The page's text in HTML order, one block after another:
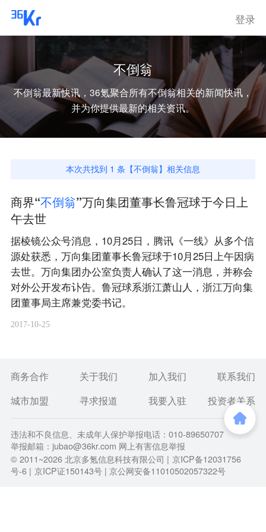
登录
不倒翁
不倒翁最新快讯，36氪聚合所有不倒翁相关的新闻快讯，
并为你提供最新的相关资讯。
本次共找到 1 条【不倒翁】相关信息
商界“不倒翁”万向集团董事长鲁冠球于今日上
午去世
据棱镜公众号消息，10月25日，腾讯《一线》从多个信
源处获悉，万向集团董事长鲁冠球于10月25日上午因病
去世。万向集团办公室负责人确认了这一消息，并称会
对外公开发布讣告。鲁冠球系浙江萧山人，浙江万向集
团董事局主席兼党委书记。
2017-10-25
商务合作 关于我们 加入我们
联系我们
城市加盟
寻求报道 我要入驻 投资者关系
违法和不良信息、未成年人保护举报电话：010-89650707
举报邮箱：jubao@36kr.com 网上有害信息举报
© 2011~2026北京多氪信息科技有限公司 | 京ICP备12031756
号-6 | 京ICP证150143号 | 京公网安备11010502057322号